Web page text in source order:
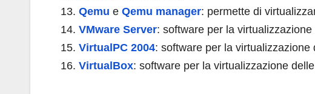
Qemu e Qemu manager: permette di
VMware Server: software per la
VirtualPC 2004: software per la virtualizzazione
VirtualBox: software per la virtualizzazione